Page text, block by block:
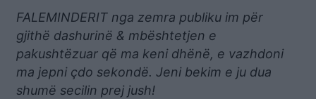
FALEMINDERIT nga zemra publiku im për
gjithë dashurinë & mbështetjen e
pakushtëzuar që ma keni dhënë, e vazhdoni
ma jepni çdo sekondë. Jeni bekim e ju dua
shumë secilin prej jush!